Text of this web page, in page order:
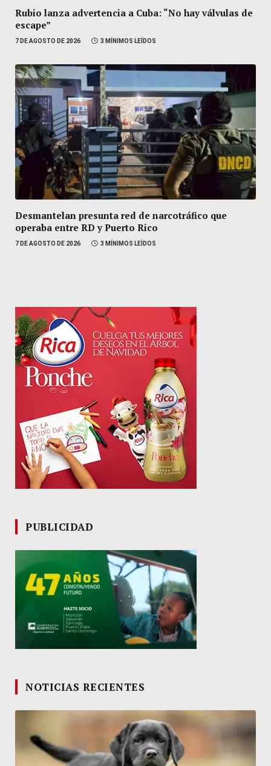
Rubio lanza advertencia a Cuba: “No hay válvulas de
escape”
7 DE AGOSTO DE 2026 3 MÍNIMOS LEÍDOS
Desmantelan presunta red de narcotráfico que
operaba entre RD y Puerto Rico
7 DE AGOSTO DE 2026 3 MÍNIMOS LEÍDOS
PUBLICIDAD
NOTICIAS RECIENTES